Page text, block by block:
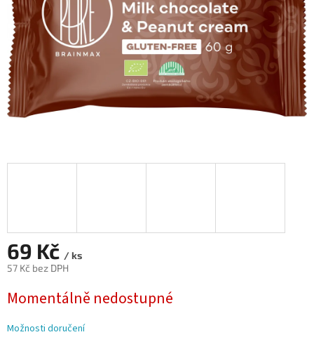
69 Kč / ks
57 Kč bez DPH
cena:
Momentálně nedostupné
Možnosti doručení